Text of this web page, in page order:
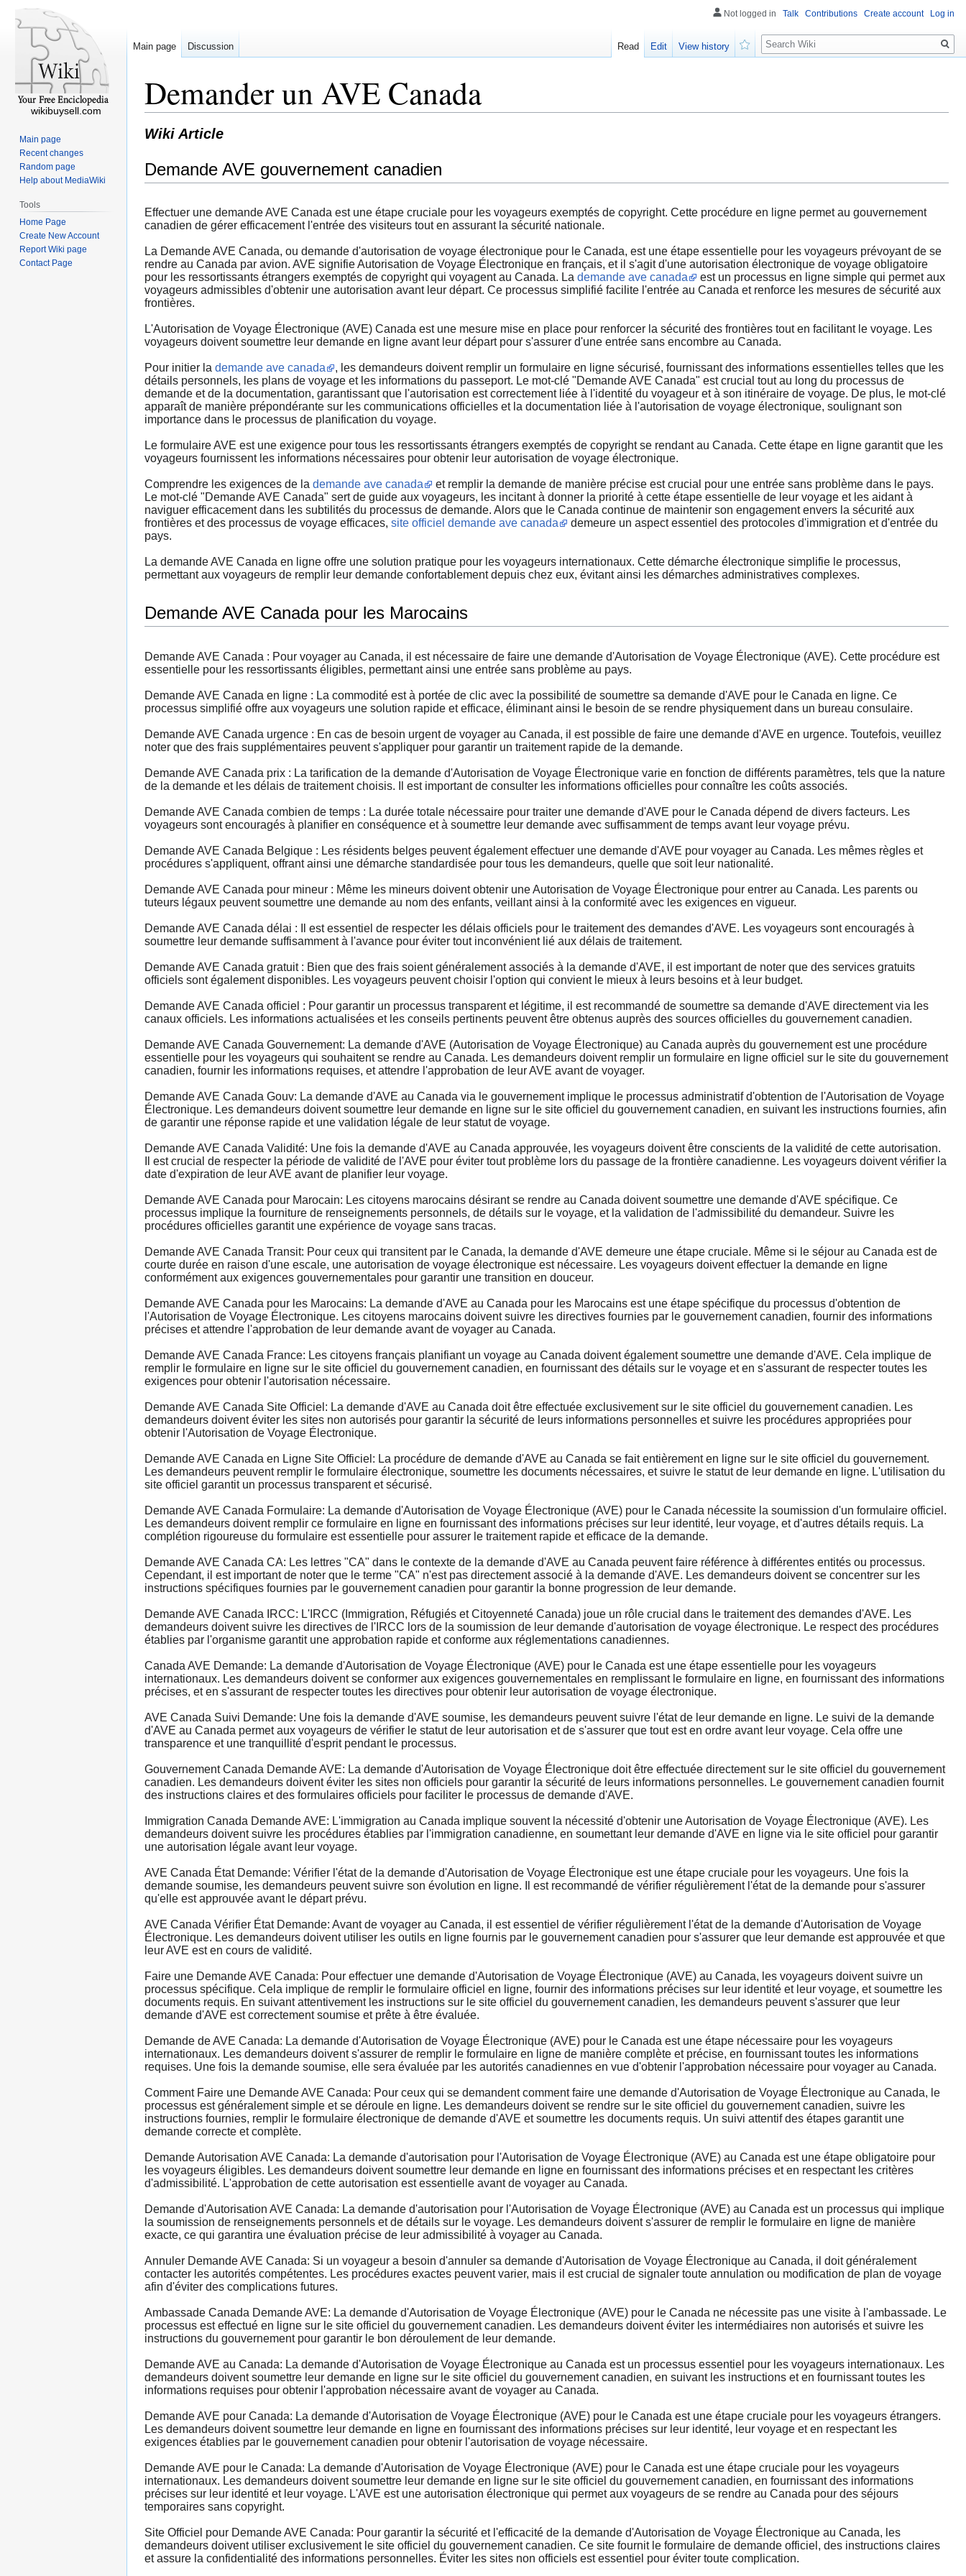
Demander un AVE Canada
Wiki Article
Demande AVE gouvernement canadien
Effectuer une demande AVE Canada est une étape cruciale pour les voyageurs exemptés de copyright. Cette procédure en ligne permet au gouvernement
canadien de gérer efficacement l'entrée des visiteurs tout en assurant la sécurité nationale.
La Demande AVE Canada, ou demande d'autorisation de voyage électronique pour le Canada, est une étape essentielle pour les voyageurs prévoyant de se
rendre au Canada par avion. AVE signifie Autorisation de Voyage Électronique en français, et il s'agit d'une autorisation électronique de voyage obligatoire
pour les ressortissants étrangers exemptés de copyright qui voyagent au Canada. La demande ave canada
est un processus en ligne simple qui permet aux
voyageurs admissibles d'obtenir une autorisation avant leur départ. Ce processus simplifié facilite l'entrée au Canada et renforce les mesures de sécurité aux
frontières.
L'Autorisation de Voyage Électronique (AVE) Canada est une mesure mise en place pour renforcer la sécurité des frontières tout en facilitant le voyage. Les
voyageurs doivent soumettre leur demande en ligne avant leur départ pour s'assurer d'une entrée sans encombre au Canada.
Pour initier la demande ave canada
, les demandeurs doivent remplir un formulaire en ligne sécurisé, fournissant des informations essentielles telles que les
détails personnels, les plans de voyage et les informations du passeport. Le mot-clé "Demande AVE Canada" est crucial tout au long du processus de
demande et de la documentation, garantissant que l'autorisation est correctement liée à l'identité du voyageur et à son itinéraire de voyage. De plus, le mot-clé
apparaît de manière prépondérante sur les communications officielles et la documentation liée à l'autorisation de voyage électronique, soulignant son
importance dans le processus de planification du voyage.
Le formulaire AVE est une exigence pour tous les ressortissants étrangers exemptés de copyright se rendant au Canada. Cette étape en ligne garantit que les
voyageurs fournissent les informations nécessaires pour obtenir leur autorisation de voyage électronique.
Comprendre les exigences de la demande ave canada
et remplir la demande de manière précise est crucial pour une entrée sans problème dans le pays.
Le mot-clé "Demande AVE Canada" sert de guide aux voyageurs, les incitant à donner la priorité à cette étape essentielle de leur voyage et les aidant à
naviguer efficacement dans les subtilités du processus de demande. Alors que le Canada continue de maintenir son engagement envers la sécurité aux
frontières et des processus de voyage efficaces, site officiel demande ave canada
demeure un aspect essentiel des protocoles d'immigration et d'entrée du
pays.
La demande AVE Canada en ligne offre une solution pratique pour les voyageurs internationaux. Cette démarche électronique simplifie le processus,
permettant aux voyageurs de remplir leur demande confortablement depuis chez eux, évitant ainsi les démarches administratives complexes.
Demande AVE Canada pour les Marocains
Demande AVE Canada : Pour voyager au Canada, il est nécessaire de faire une demande d'Autorisation de Voyage Électronique (AVE). Cette procédure est
essentielle pour les ressortissants éligibles, permettant ainsi une entrée sans problème au pays.
Demande AVE Canada en ligne : La commodité est à portée de clic avec la possibilité de soumettre sa demande d'AVE pour le Canada en ligne. Ce
processus simplifié offre aux voyageurs une solution rapide et efficace, éliminant ainsi le besoin de se rendre physiquement dans un bureau consulaire.
Demande AVE Canada urgence : En cas de besoin urgent de voyager au Canada, il est possible de faire une demande d'AVE en urgence. Toutefois, veuillez
noter que des frais supplémentaires peuvent s'appliquer pour garantir un traitement rapide de la demande.
Demande AVE Canada prix : La tarification de la demande d'Autorisation de Voyage Électronique varie en fonction de différents paramètres, tels que la nature
de la demande et les délais de traitement choisis. Il est important de consulter les informations officielles pour connaître les coûts associés.
Demande AVE Canada combien de temps : La durée totale nécessaire pour traiter une demande d'AVE pour le Canada dépend de divers facteurs. Les
voyageurs sont encouragés à planifier en conséquence et à soumettre leur demande avec suffisamment de temps avant leur voyage prévu.
Demande AVE Canada Belgique : Les résidents belges peuvent également effectuer une demande d'AVE pour voyager au Canada. Les mêmes règles et
procédures s'appliquent, offrant ainsi une démarche standardisée pour tous les demandeurs, quelle que soit leur nationalité.
Demande AVE Canada pour mineur : Même les mineurs doivent obtenir une Autorisation de Voyage Électronique pour entrer au Canada. Les parents ou
tuteurs légaux peuvent soumettre une demande au nom des enfants, veillant ainsi à la conformité avec les exigences en vigueur.
Demande AVE Canada délai : Il est essentiel de respecter les délais officiels pour le traitement des demandes d'AVE. Les voyageurs sont encouragés à
soumettre leur demande suffisamment à l'avance pour éviter tout inconvénient lié aux délais de traitement.
Demande AVE Canada gratuit : Bien que des frais soient généralement associés à la demande d'AVE, il est important de noter que des services gratuits
officiels sont également disponibles. Les voyageurs peuvent choisir l'option qui convient le mieux à leurs besoins et à leur budget.
Demande AVE Canada officiel : Pour garantir un processus transparent et légitime, il est recommandé de soumettre sa demande d'AVE directement via les
canaux officiels. Les informations actualisées et les conseils pertinents peuvent être obtenus auprès des sources officielles du gouvernement canadien.
Demande AVE Canada Gouvernement: La demande d'AVE (Autorisation de Voyage Électronique) au Canada auprès du gouvernement est une procédure
essentielle pour les voyageurs qui souhaitent se rendre au Canada. Les demandeurs doivent remplir un formulaire en ligne officiel sur le site du gouvernement
canadien, fournir les informations requises, et attendre l'approbation de leur AVE avant de voyager.
Demande AVE Canada Gouv: La demande d'AVE au Canada via le gouvernement implique le processus administratif d'obtention de l'Autorisation de Voyage
Électronique. Les demandeurs doivent soumettre leur demande en ligne sur le site officiel du gouvernement canadien, en suivant les instructions fournies, afin
de garantir une réponse rapide et une validation légale de leur statut de voyage.
Demande AVE Canada Validité: Une fois la demande d'AVE au Canada approuvée, les voyageurs doivent être conscients de la validité de cette autorisation.
Il est crucial de respecter la période de validité de l'AVE pour éviter tout problème lors du passage de la frontière canadienne. Les voyageurs doivent vérifier la
date d'expiration de leur AVE avant de planifier leur voyage.
Demande AVE Canada pour Marocain: Les citoyens marocains désirant se rendre au Canada doivent soumettre une demande d'AVE spécifique. Ce
processus implique la fourniture de renseignements personnels, de détails sur le voyage, et la validation de l'admissibilité du demandeur. Suivre les
procédures officielles garantit une expérience de voyage sans tracas.
Demande AVE Canada Transit: Pour ceux qui transitent par le Canada, la demande d'AVE demeure une étape cruciale. Même si le séjour au Canada est de
courte durée en raison d'une escale, une autorisation de voyage électronique est nécessaire. Les voyageurs doivent effectuer la demande en ligne
conformément aux exigences gouvernementales pour garantir une transition en douceur.
Demande AVE Canada pour les Marocains: La demande d'AVE au Canada pour les Marocains est une étape spécifique du processus d'obtention de
l'Autorisation de Voyage Électronique. Les citoyens marocains doivent suivre les directives fournies par le gouvernement canadien, fournir des informations
précises et attendre l'approbation de leur demande avant de voyager au Canada.
Demande AVE Canada France: Les citoyens français planifiant un voyage au Canada doivent également soumettre une demande d'AVE. Cela implique de
remplir le formulaire en ligne sur le site officiel du gouvernement canadien, en fournissant des détails sur le voyage et en s'assurant de respecter toutes les
exigences pour obtenir l'autorisation nécessaire.
Demande AVE Canada Site Officiel: La demande d'AVE au Canada doit être effectuée exclusivement sur le site officiel du gouvernement canadien. Les
demandeurs doivent éviter les sites non autorisés pour garantir la sécurité de leurs informations personnelles et suivre les procédures appropriées pour
obtenir l'Autorisation de Voyage Électronique.
Demande AVE Canada en Ligne Site Officiel: La procédure de demande d'AVE au Canada se fait entièrement en ligne sur le site officiel du gouvernement.
Les demandeurs peuvent remplir le formulaire électronique, soumettre les documents nécessaires, et suivre le statut de leur demande en ligne. L'utilisation du
site officiel garantit un processus transparent et sécurisé.
Demande AVE Canada Formulaire: La demande d'Autorisation de Voyage Électronique (AVE) pour le Canada nécessite la soumission d'un formulaire officiel.
Les demandeurs doivent remplir ce formulaire en ligne en fournissant des informations précises sur leur identité, leur voyage, et d'autres détails requis. La
complétion rigoureuse du formulaire est essentielle pour assurer le traitement rapide et efficace de la demande.
Demande AVE Canada CA: Les lettres "CA" dans le contexte de la demande d'AVE au Canada peuvent faire référence à différentes entités ou processus.
Cependant, il est important de noter que le terme "CA" n'est pas directement associé à la demande d'AVE. Les demandeurs doivent se concentrer sur les
instructions spécifiques fournies par le gouvernement canadien pour garantir la bonne progression de leur demande.
Demande AVE Canada IRCC: L'IRCC (Immigration, Réfugiés et Citoyenneté Canada) joue un rôle crucial dans le traitement des demandes d'AVE. Les
demandeurs doivent suivre les directives de l'IRCC lors de la soumission de leur demande d'autorisation de voyage électronique. Le respect des procédures
établies par l'organisme garantit une approbation rapide et conforme aux réglementations canadiennes.
Canada AVE Demande: La demande d'Autorisation de Voyage Électronique (AVE) pour le Canada est une étape essentielle pour les voyageurs
internationaux. Les demandeurs doivent se conformer aux exigences gouvernementales en remplissant le formulaire en ligne, en fournissant des informations
précises, et en s'assurant de respecter toutes les directives pour obtenir leur autorisation de voyage électronique.
AVE Canada Suivi Demande: Une fois la demande d'AVE soumise, les demandeurs peuvent suivre l'état de leur demande en ligne. Le suivi de la demande
d'AVE au Canada permet aux voyageurs de vérifier le statut de leur autorisation et de s'assurer que tout est en ordre avant leur voyage. Cela offre une
transparence et une tranquillité d'esprit pendant le processus.
Gouvernement Canada Demande AVE: La demande d'Autorisation de Voyage Électronique doit être effectuée directement sur le site officiel du gouvernement
canadien. Les demandeurs doivent éviter les sites non officiels pour garantir la sécurité de leurs informations personnelles. Le gouvernement canadien fournit
des instructions claires et des formulaires officiels pour faciliter le processus de demande d'AVE.
Immigration Canada Demande AVE: L'immigration au Canada implique souvent la nécessité d'obtenir une Autorisation de Voyage Électronique (AVE). Les
demandeurs doivent suivre les procédures établies par l'immigration canadienne, en soumettant leur demande d'AVE en ligne via le site officiel pour garantir
une autorisation légale avant leur voyage.
AVE Canada État Demande: Vérifier l'état de la demande d'Autorisation de Voyage Électronique est une étape cruciale pour les voyageurs. Une fois la
demande soumise, les demandeurs peuvent suivre son évolution en ligne. Il est recommandé de vérifier régulièrement l'état de la demande pour s'assurer
qu'elle est approuvée avant le départ prévu.
AVE Canada Vérifier État Demande: Avant de voyager au Canada, il est essentiel de vérifier régulièrement l'état de la demande d'Autorisation de Voyage
Électronique. Les demandeurs doivent utiliser les outils en ligne fournis par le gouvernement canadien pour s'assurer que leur demande est approuvée et que
leur AVE est en cours de validité.
Faire une Demande AVE Canada: Pour effectuer une demande d'Autorisation de Voyage Électronique (AVE) au Canada, les voyageurs doivent suivre un
processus spécifique. Cela implique de remplir le formulaire officiel en ligne, fournir des informations précises sur leur identité et leur voyage, et soumettre les
documents requis. En suivant attentivement les instructions sur le site officiel du gouvernement canadien, les demandeurs peuvent s'assurer que leur
demande d'AVE est correctement soumise et prête à être évaluée.
Demande de AVE Canada: La demande d'Autorisation de Voyage Électronique (AVE) pour le Canada est une étape nécessaire pour les voyageurs
internationaux. Les demandeurs doivent s'assurer de remplir le formulaire en ligne de manière complète et précise, en fournissant toutes les informations
requises. Une fois la demande soumise, elle sera évaluée par les autorités canadiennes en vue d'obtenir l'approbation nécessaire pour voyager au Canada.
Comment Faire une Demande AVE Canada: Pour ceux qui se demandent comment faire une demande d'Autorisation de Voyage Électronique au Canada, le
processus est généralement simple et se déroule en ligne. Les demandeurs doivent se rendre sur le site officiel du gouvernement canadien, suivre les
instructions fournies, remplir le formulaire électronique de demande d'AVE et soumettre les documents requis. Un suivi attentif des étapes garantit une
demande correcte et complète.
Demande Autorisation AVE Canada: La demande d'autorisation pour l'Autorisation de Voyage Électronique (AVE) au Canada est une étape obligatoire pour
les voyageurs éligibles. Les demandeurs doivent soumettre leur demande en ligne en fournissant des informations précises et en respectant les critères
d'admissibilité. L'approbation de cette autorisation est essentielle avant de voyager au Canada.
Demande d'Autorisation AVE Canada: La demande d'autorisation pour l'Autorisation de Voyage Électronique (AVE) au Canada est un processus qui implique
la soumission de renseignements personnels et de détails sur le voyage. Les demandeurs doivent s'assurer de remplir le formulaire en ligne de manière
exacte, ce qui garantira une évaluation précise de leur admissibilité à voyager au Canada.
Annuler Demande AVE Canada: Si un voyageur a besoin d'annuler sa demande d'Autorisation de Voyage Électronique au Canada, il doit généralement
contacter les autorités compétentes. Les procédures exactes peuvent varier, mais il est crucial de signaler toute annulation ou modification de plan de voyage
afin d'éviter des complications futures.
Ambassade Canada Demande AVE: La demande d'Autorisation de Voyage Électronique (AVE) pour le Canada ne nécessite pas une visite à l'ambassade. Le
processus est effectué en ligne sur le site officiel du gouvernement canadien. Les demandeurs doivent éviter les intermédiaires non autorisés et suivre les
instructions du gouvernement pour garantir le bon déroulement de leur demande.
Demande AVE au Canada: La demande d'Autorisation de Voyage Électronique au Canada est un processus essentiel pour les voyageurs internationaux. Les
demandeurs doivent soumettre leur demande en ligne sur le site officiel du gouvernement canadien, en suivant les instructions et en fournissant toutes les
informations requises pour obtenir l'approbation nécessaire avant de voyager au Canada.
Demande AVE pour Canada: La demande d'Autorisation de Voyage Électronique (AVE) pour le Canada est une étape cruciale pour les voyageurs étrangers.
Les demandeurs doivent soumettre leur demande en ligne en fournissant des informations précises sur leur identité, leur voyage et en respectant les
exigences établies par le gouvernement canadien pour obtenir l'autorisation de voyage nécessaire.
Demande AVE pour le Canada: La demande d'Autorisation de Voyage Électronique (AVE) pour le Canada est une étape cruciale pour les voyageurs
internationaux. Les demandeurs doivent soumettre leur demande en ligne sur le site officiel du gouvernement canadien, en fournissant des informations
précises sur leur identité et leur voyage. L'AVE est une autorisation électronique qui permet aux voyageurs de se rendre au Canada pour des séjours
temporaires sans copyright.
Site Officiel pour Demande AVE Canada: Pour garantir la sécurité et l'efficacité de la demande d'Autorisation de Voyage Électronique au Canada, les
demandeurs doivent utiliser exclusivement le site officiel du gouvernement canadien. Ce site fournit le formulaire de demande officiel, des instructions claires
et assure la confidentialité des informations personnelles. Éviter les sites non officiels est essentiel pour éviter toute complication.
Not logged in Talk Contributions Create account Log in
Main page Discussion Read Edit
View history
Search
wikibuysell.com
Main page
Recent changes
Random page
Help about MediaWiki
Tools
Home Page
Create New Account
Report Wiki page
Contact Page